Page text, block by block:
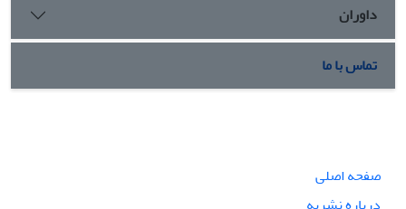
داوران
تماس با ما
صفحه اصلی